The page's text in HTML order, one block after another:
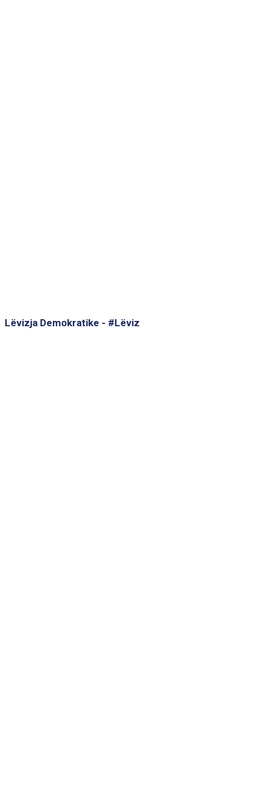
Lëvizja Demokratike - #Lëviz